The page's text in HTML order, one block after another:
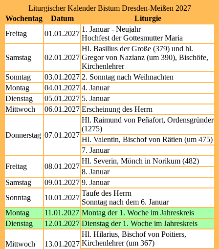
Liturgischer Kalender Bistum Dresden-Meißen 2027
Wochentag
Datum
Liturgie
Freitag
01.01.2027
1. Januar - Neujahr
Hochfest der Gottesmutter Maria
Samstag 02.01.2027
Hl. Basilius der Große (379) und hl.
Gregor von Nazianz (um 390), Bischöfe,
Kirchenlehrer
Sonntag
03.01.2027 2. Sonntag nach Weihnachten
Montag
04.01.2027 4. Januar
Dienstag
05.01.2027 5. Januar
Mittwoch
06.01.2027 Erscheinung des Herrn
Donnerstag 07.01.2027
Hl. Raimund von Peñafort, Ordensgründer
(1275)
Hl. Valentin, Bischof von Rätien (um 475)
7. Januar
Freitag
08.01.2027
Hl. Severin, Mönch in Norikum (482)
8. Januar
Samstag
09.01.2027 9. Januar
Sonntag
10.01.2027
Taufe des Herrn
Sonntag nach dem 6. Januar
Montag
11.01.2027 Montag der 1. Woche im Jahreskreis
Dienstag
12.01.2027 Dienstag der 1. Woche im Jahreskreis
Mittwoch 13.01.2027
Hl. Hilarius, Bischof von Poitiers,
Kirchenlehrer (um 367)